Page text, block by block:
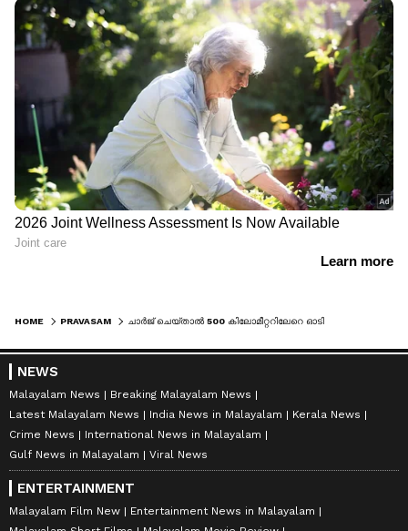
HOME PRAVASAM
NEWS
Malayalam News
Breaking Malayalam News
Latest Malayalam News
India News in Malayalam
Kerala News
Crime News
International News in Malayalam
Gulf News in Malayalam
Viral News
ENTERTAINMENT
Malayalam Film New
Entertainment News in Malayalam